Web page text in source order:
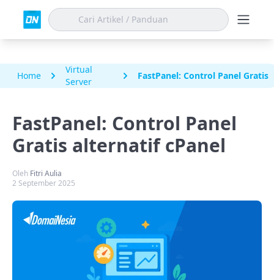
Home
Virtual
Server
FastPanel: Control Panel Gratis
FastPanel: Control Panel
Gratis alternatif cPanel
Oleh Fitri Aulia
2 September 2025